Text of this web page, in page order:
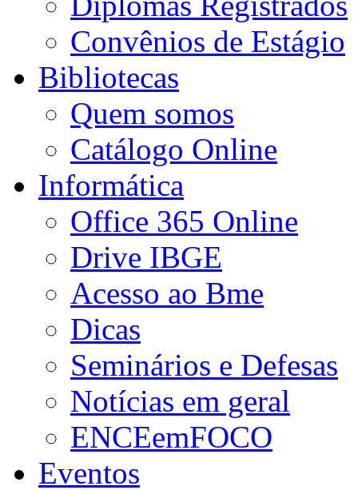
Convênios de Estágio
Bibliotecas
Quem somos
Catálogo Online
Informática
Office 365 Online
Drive IBGE
Acesso ao Bme
Dicas
Seminários e Defesas
Notícias em geral
ENCEemFOCO
Eventos